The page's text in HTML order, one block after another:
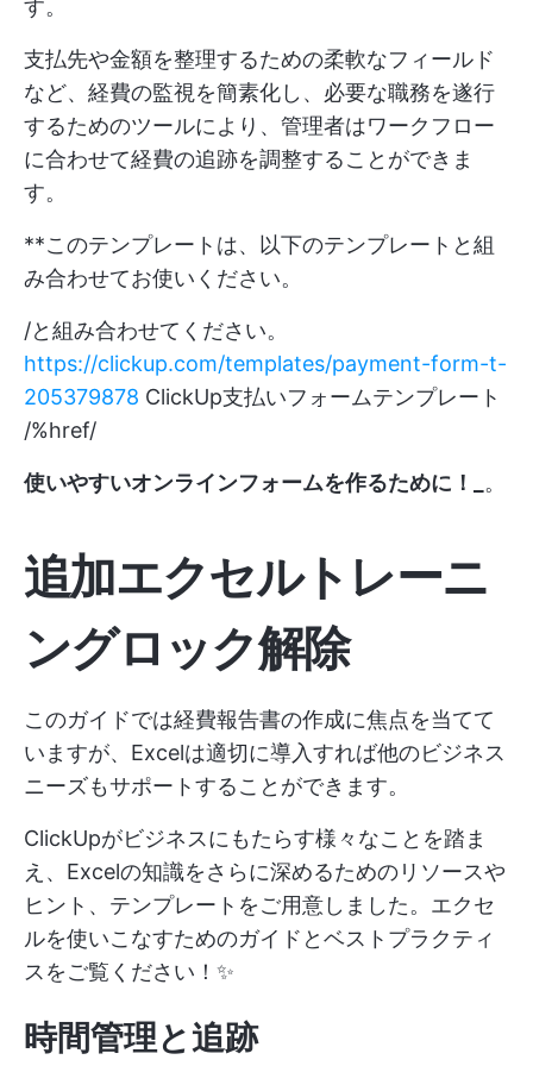
す。
支払先や金額を整理するための柔軟なフィールド
など、経費の監視を簡素化し、必要な職務を遂行
するためのツールにより、管理者はワークフロー
に合わせて経費の追跡を調整することができま
す。
**このテンプレートは、以下のテンプレートと組
み合わせてお使いください。
/と組み合わせてください。
https://clickup.com/templates/payment-form-t-
205379878 ClickUp支払いフォームテンプレート
/%href/
使いやすいオンラインフォームを作るために！_ 。
追加エクセルトレーニ
ングロック解除
このガイドでは経費報告書の作成に焦点を当てて
いますが、Excelは適切に導入すれば他のビジネス
ニーズもサポートすることができます。
ClickUpがビジネスにもたらす様々なことを踏ま
え、Excelの知識をさらに深めるためのリソースや
ヒント、テンプレートをご用意しました。エクセ
ルを使いこなすためのガイドとベストプラクティ
スをご覧ください！✨
時間管理と追跡